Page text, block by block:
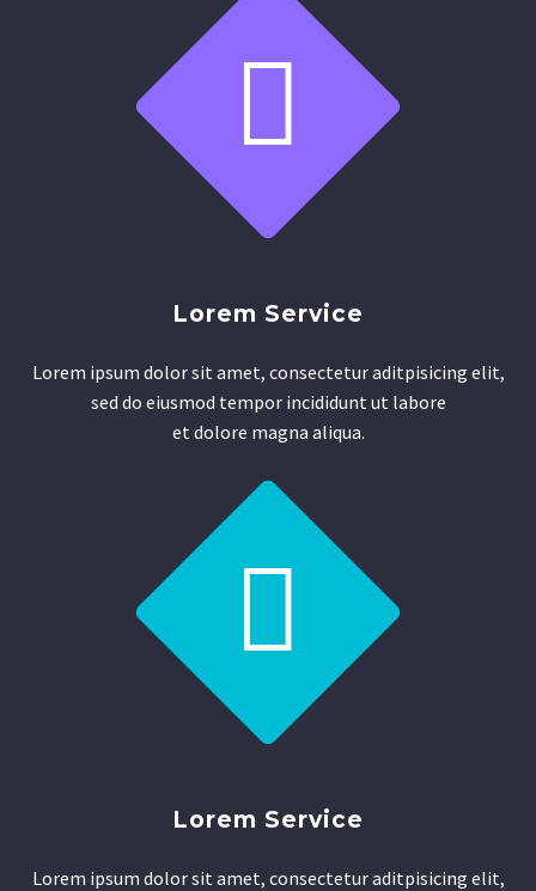


Lorem Service
Lorem ipsum dolor sit amet, consectetur aditpisicing elit,
sed do eiusmod tempor incididunt ut labore
et dolore magna aliqua.


Lorem Service
Lorem ipsum dolor sit amet, consectetur aditpisicing elit,